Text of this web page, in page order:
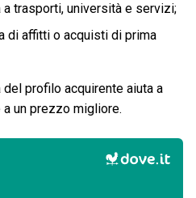
a trasporti, università e servizi;
di affitti o acquisti di prima
profilo acquirente aiuta a
un prezzo migliore.